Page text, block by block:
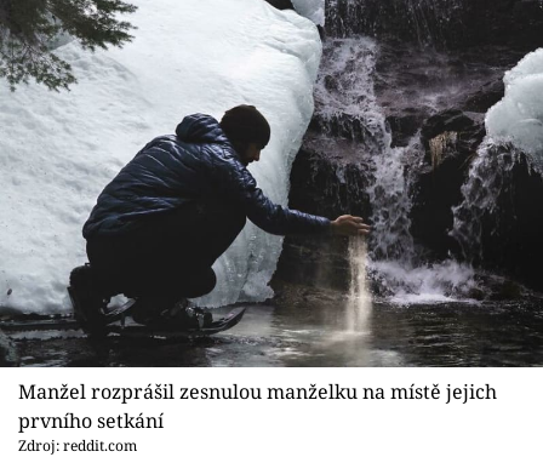
Manžel rozprášil zesnulou manželku na místě jejich
prvního setkání
Zdroj: reddit.com